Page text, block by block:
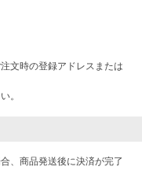
文時の登録アドレスまたは
。
、商品発送後に決済が完了